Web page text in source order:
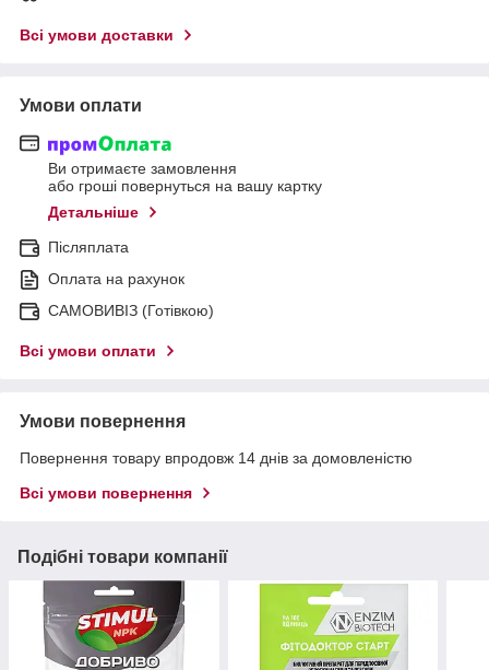
Всі умови доставки
Умови оплати
Ви отримаєте замовлення
або гроші повернуться на вашу картку
Детальніше
Післяплата
Оплата на рахунок
САМОВИВІЗ (Готівкою)
Всі умови оплати
Умови повернення
Повернення товару впродовж 14 днів за домовленістю
Всі умови повернення
Подібні товари компанії